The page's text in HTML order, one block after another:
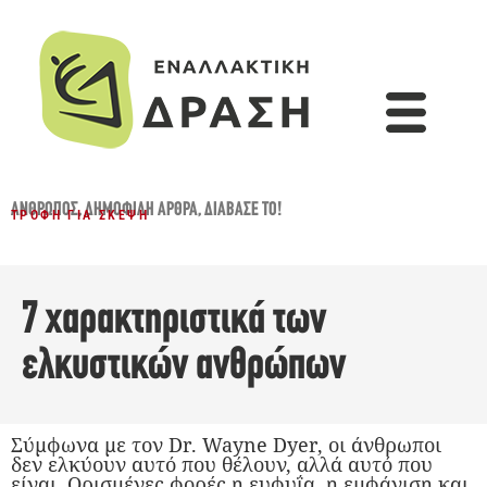
ΆΝΘΡΩΠΟΣ,ΔΗΜΟΦΙΛΉ ΆΡΘΡΑ,ΔΙΆΒΑΣΈ ΤΟ!
ΤΡΟΦΉ ΓΙΑ ΣΚΈΨΗ
7 χαρακτηριστικά των
ελκυστικών ανθρώπων
Σύμφωνα με τον Dr. Wayne Dyer, οι άνθρωποι
δεν ελκύουν αυτό που θέλουν, αλλά αυτό που